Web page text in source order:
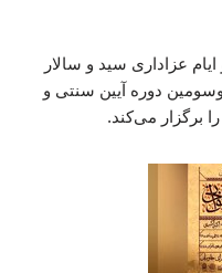
عزاداری سید و سالار
دوره آیین سنتی و
برگزار می‌کند.